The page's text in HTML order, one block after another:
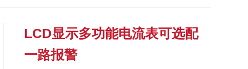
LCD显示多功能电流表可选配
一路报警